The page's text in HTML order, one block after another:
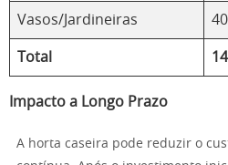
Vasos/Jardineiras
Total
Impacto a Longo Prazo
A horta caseira pode reduzir o